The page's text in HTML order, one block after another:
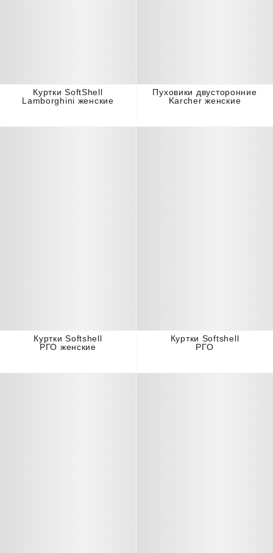
Куртки SoftShell
Lamborghini женские
Пуховики двусторонние
Karcher женские
Куртки Softshell
РГО женские
Куртки Softshell
РГО